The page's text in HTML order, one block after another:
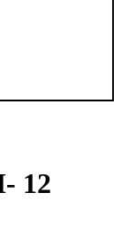
12